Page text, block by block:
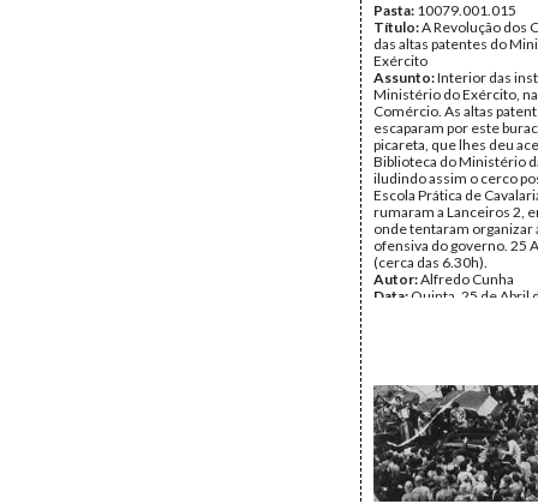
Pasta: 10079.001.015
Título:A Revolução dos
das altas patentes do
Exército
Assunto:Interior das
Ministério do Exército,
Comércio. As altas
escaparam por este
picareta, que lhes deu
Biblioteca do Ministério
iludindo assim o cerco
Escola Prática de
rumaram a Lanceiros 2,
onde tentaram organizar
ofensiva do governo. 25
(cerca das 6.30h).
Autor:Alfredo Cunha
Data: Quinta, 25 de Abril